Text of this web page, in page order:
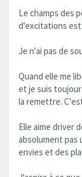
Le champs des
d'excitations
Je n'ai pas de
Quand elle me
et je suis
la remettre.
Elle aime driver
absolument pas
envies et des